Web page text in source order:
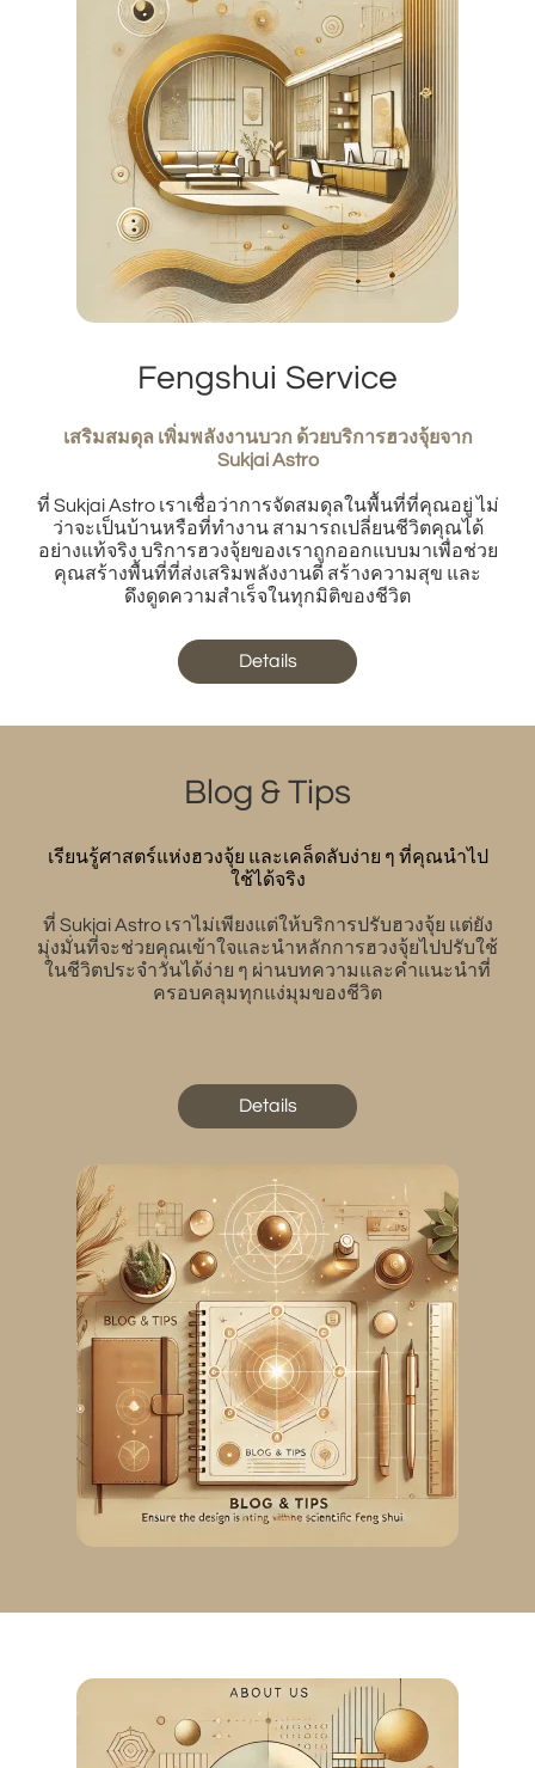
Fengshui Service
เสริมสมดุล เพิ่มพลังงานบวก ด้วยบริการฮวงจุ้ยจาก
Sukjai Astro
ที่ Sukjai Astro เราเชื่อว่าการจัดสมดุลในพื้นที่ที่คุณอยู่ ไม่
ว่าจะเป็นบ้านหรือที่ทำงาน สามารถเปลี่ยนชีวิตคุณได้
อย่างแท้จริง บริการฮวงจุ้ยของเราถูกออกแบบมาเพื่อช่วย
คุณสร้างพื้นที่ที่ส่งเสริมพลังงานดี สร้างความสุข และ
ดึงดูดความสำเร็จในทุกมิติของชีวิต
Details
Blog & Tips
เรียนรู้ศาสตร์แห่งฮวงจุ้ย และเคล็ดลับง่าย ๆ ที่คุณนำไป
ใช้ได้จริง
ที่ Sukjai Astro เราไม่เพียงแต่ให้บริการปรับฮวงจุ้ย แต่ยัง
มุ่งมั่นที่จะช่วยคุณเข้าใจและนำหลักการฮวงจุ้ยไปปรับใช้
ในชีวิตประจำวันได้ง่าย ๆ ผ่านบทความและคำแนะนำที่
ครอบคลุมทุกแง่มุมของชีวิต
Details